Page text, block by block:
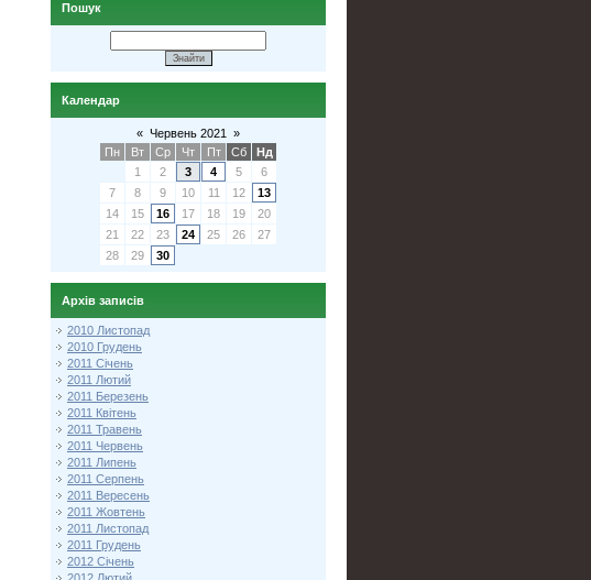
Пошук
Календар
« Червень 2021
»
Пн
Вт Ср Чт Пт Сб
Нд
1
2 3 4 5
6
7
8 9 10 11 12
13
14
15 16 17 18 19
20
21
22 23 24 25 26
27
28
29 30
Архів записів
2010 Листопад
2010 Грудень
2011 Січень
2011 Лютий
2011 Березень
2011 Квітень
2011 Травень
2011 Червень
2011 Липень
2011 Серпень
2011 Вересень
2011 Жовтень
2011 Листопад
2011 Грудень
2012 Січень